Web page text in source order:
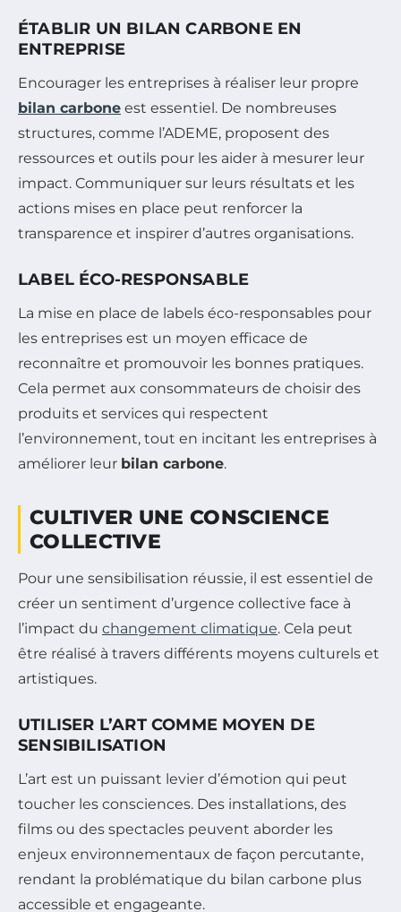
ÉTABLIR UN BILAN CARBONE EN
ENTREPRISE
Encourager les entreprises à réaliser leur propre
bilan carbone est essentiel. De nombreuses
structures, comme l’ADEME, proposent des
ressources et outils pour les aider à mesurer leur
impact. Communiquer sur leurs résultats et les
actions mises en place peut renforcer la
transparence et inspirer d’autres organisations.
LABEL ÉCO-RESPONSABLE
La mise en place de labels éco-responsables pour
les entreprises est un moyen efficace de
reconnaître et promouvoir les bonnes pratiques.
Cela permet aux consommateurs de choisir des
produits et services qui respectent
l’environnement, tout en incitant les entreprises à
améliorer leur bilan carbone.
CULTIVER UNE CONSCIENCE
COLLECTIVE
Pour une sensibilisation réussie, il est essentiel de
créer un sentiment d’urgence collective face à
l’impact du changement climatique. Cela peut
être réalisé à travers différents moyens culturels et
artistiques.
UTILISER L’ART COMME MOYEN DE
SENSIBILISATION
L’art est un puissant levier d’émotion qui peut
toucher les consciences. Des installations, des
films ou des spectacles peuvent aborder les
enjeux environnementaux de façon percutante,
rendant la problématique du bilan carbone plus
accessible et engageante.